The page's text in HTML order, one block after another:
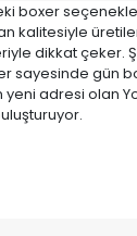
boxer
kalitesiyle
dikkat çeker.
sayesinde gün
adresi olan